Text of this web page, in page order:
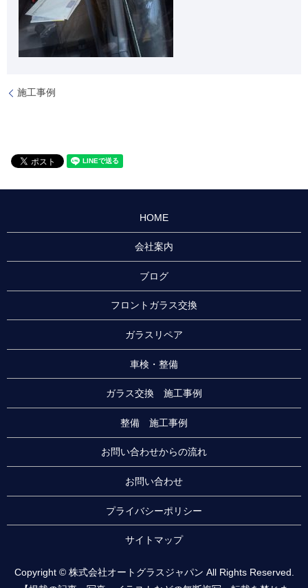
施工事例
HOME
会社案内
ブログ
フロントガラス交換
ガラスリペア
車検・整備
ガラス交換 施工事例
整備 施工事例
お問い合わせからの流れ
お問い合わせ
プライバシーポリシー
サイトマップ
Copyright © 株式会社オートグラスジャパン All Rights Reserved.